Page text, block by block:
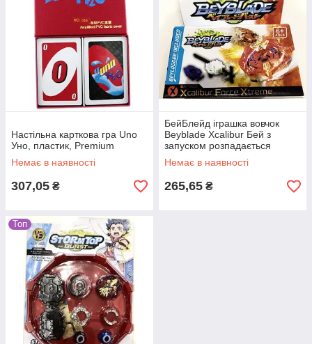
Настільна карткова гра Uno
Уно, пластик, Premium
Немає в наявності
307,05 ₴
БейБлейд іграшка вовчок
Beyblade Xcalibur Бей з
запуском розпадається
Немає в наявності
265,65 ₴
Топ